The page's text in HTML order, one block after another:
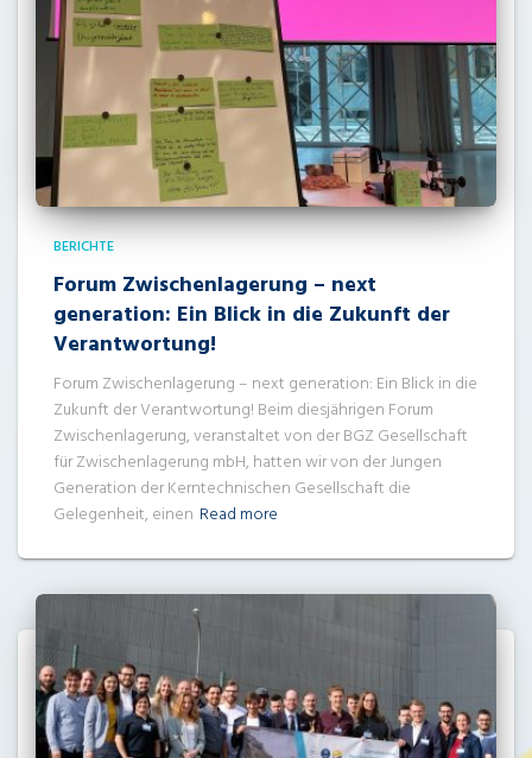
BERICHTE
Forum Zwischenlagerung – next
generation: Ein Blick in die Zukunft der
Verantwortung!
Forum Zwischenlagerung – next generation: Ein Blick in die
Zukunft der Verantwortung! Beim diesjährigen Forum
Zwischenlagerung, veranstaltet von der BGZ Gesellschaft
für Zwischenlagerung mbH, hatten wir von der Jungen
Generation der Kerntechnischen Gesellschaft die
Gelegenheit, einen Read more